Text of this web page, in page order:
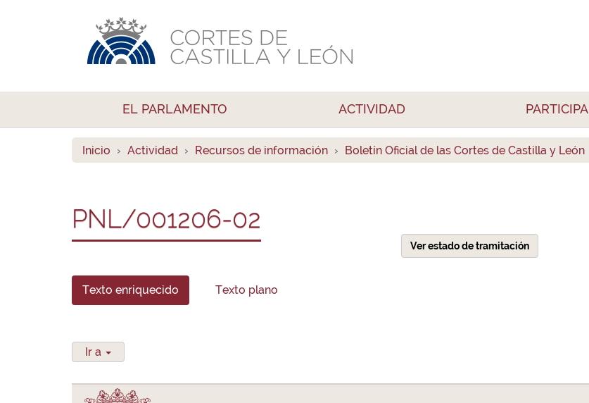
EL PARLAMENTO ACTIVIDAD PARTICIPA
Inicio Actividad Recursos de información Boletín Oficial de las Cortes de Castilla y León
PNL/001206-02
Ver estado de tramitación
Texto enriquecido Texto plano
Ir a